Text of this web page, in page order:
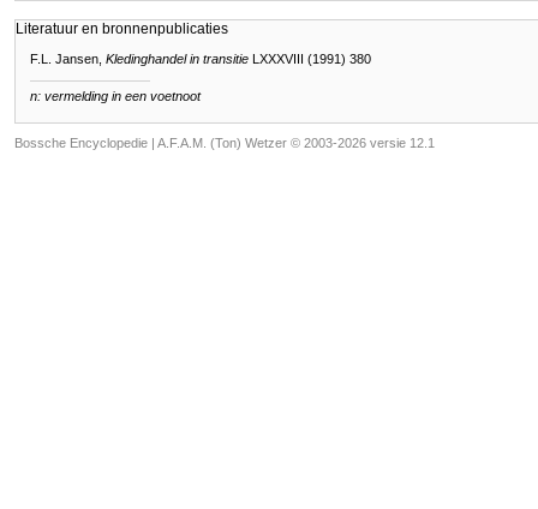
Literatuur en bronnenpublicaties
F.L. Jansen, Kledinghandel in transitie LXXXVIII (1991) 380
n: vermelding in een voetnoot
Bossche Encyclopedie | A.F.A.M. (Ton) Wetzer © 2003-2026 versie 12.1